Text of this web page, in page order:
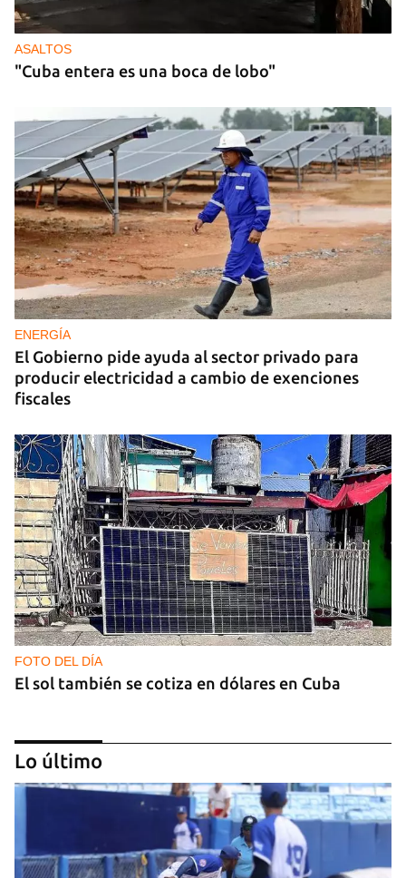
ASALTOS
"Cuba entera es una boca de lobo"
ENERGÍA
El Gobierno pide ayuda al sector privado para
producir electricidad a cambio de exenciones
fiscales
FOTO DEL DÍA
El sol también se cotiza en dólares en Cuba
Lo último